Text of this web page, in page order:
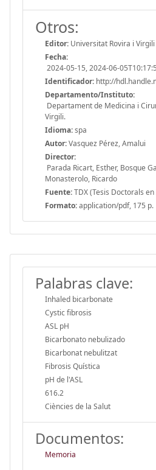
Otros:
Editor: Universitat Rovira i Virgili
Fecha:
2024-05-15, 2024-06-
Identificador: http://
Departamento/Instituto:
Departament de Medicina i
Virgili.
Idioma:spa
Autor:Vasquez Pérez, Amalui
Director:
Parada Ricart, Esther, Bosque
Monasterolo, Ricardo
Fuente:TDX (Tesis Doctorals en
Formato:application/pdf, 175 p.
Palabras clave:
Inhaled bicarbonate
Cystic fibrosis
ASL pH
Bicarbonato nebulizado
Bicarbonat nebulitzat
Fibrosis Quística
pH de l'ASL
616.2
Ciències de la Salut
Documentos:
Memoria